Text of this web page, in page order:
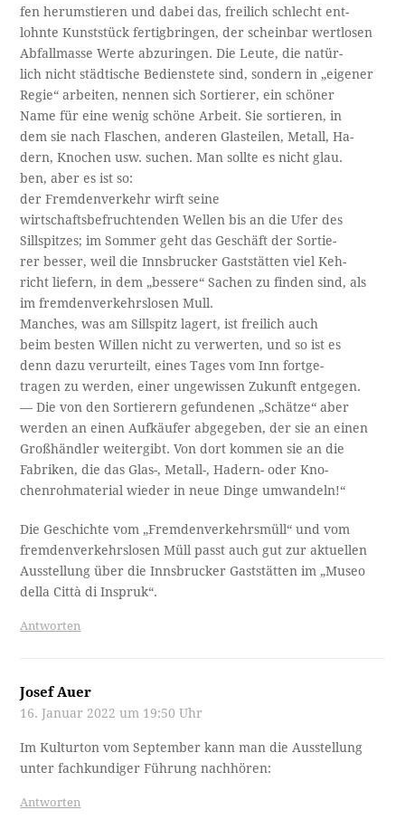
fen herumstieren und dabei das, freilich schlecht ent­-
lohnte Kunststück fertigbringen, der scheinbar wertlosen
Abfallmasse Werte abzuringen. Die Leute, die natür­-
lich nicht städtische Bedienstete sind, sondern in „eigener
Regie“ arbeiten, nennen sich Sortierer, ein schöner
Name für eine wenig schöne Arbeit. Sie sortieren, in­
dem sie nach Flaschen, anderen Glasteilen, Metall, Ha­-
dern, Knochen usw. suchen. Man sollte es nicht glau­.
ben, aber es ist so:
der Fremdenverkehr wirft seine
wirtschaftsbefruchtenden Wellen bis an die Ufer des
Sillspitzes; im Sommer geht das Geschäft der Sortie­-
rer besser, weil die Innsbrucker Gaststätten viel Keh­-
richt liefern, in dem „bessere“ Sachen zu finden sind, als
im fremdenverkehrslosen Mull.
Manches, was am Sillspitz lagert, ist freilich auch
beim besten Willen nicht zu verwerten, und so ist es
denn dazu verurteilt, eines Tages vom Inn fortge­-
tragen zu werden, einer ungewissen Zukunft entgegen.
— Die von den Sortierern gefundenen „Schätze“ aber
werden an einen Aufkäufer abgegeben, der sie an einen
Großhändler weitergibt. Von dort kommen sie an die
Fabriken, die das Glas-, Metall-, Hadern- oder Kno­-
chenrohmaterial wieder in neue Dinge umwandeln!“
Die Geschichte vom „Fremdenverkehrsmüll“ und vom
fremdenverkehrslosen Müll passt auch gut zur aktuellen
Ausstellung über die Innsbrucker Gaststätten im „Museo
della Città di Inspruk“.
Antworten
Josef Auer
16. Januar 2022 um 19:50 Uhr
Im Kulturton vom September kann man die Ausstellung
unter fachkundiger Führung nachhören:
Antworten